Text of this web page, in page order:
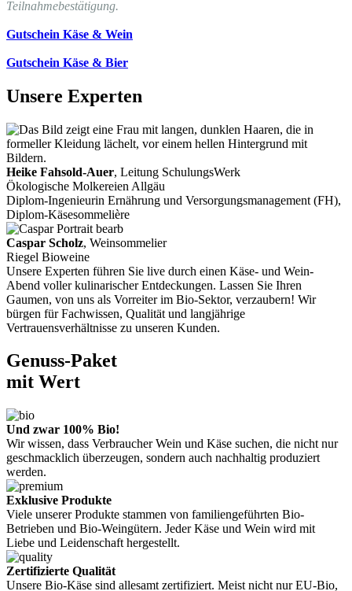
Teilnahmebestätigung.
Gutschein Käse & Wein
Gutschein Käse & Bier
Unsere Experten
Heike Fahsold-Auer, Leitung SchulungsWerk
Ökologische Molkereien Allgäu
Diplom-Ingenieurin Ernährung und Versorgungsmanagement (FH),
Diplom-Käsesommelière
Caspar Scholz, Weinsommelier
Riegel Bioweine
Unsere Experten führen Sie live durch einen Käse- und Wein-
Abend voller kulinarischer Entdeckungen. Lassen Sie Ihren
Gaumen, von uns als Vorreiter im Bio-Sektor, verzaubern! Wir
bürgen für Fachwissen, Qualität und langjährige
Vertrauensverhältnisse zu unseren Kunden.
Genuss-Paket
mit Wert
Und zwar 100% Bio!
Wir wissen, dass Verbraucher Wein und Käse suchen, die nicht nur
geschmacklich überzeugen, sondern auch nachhaltig produziert
werden.
Exklusive Produkte
Viele unserer Produkte stammen von familiengeführten Bio-
Betrieben und Bio-Weingütern. Jeder Käse und Wein wird mit
Liebe und Leidenschaft hergestellt.
Zertifizierte Qualität
Unsere Bio-Käse sind allesamt zertifiziert. Meist nicht nur EU-Bio,